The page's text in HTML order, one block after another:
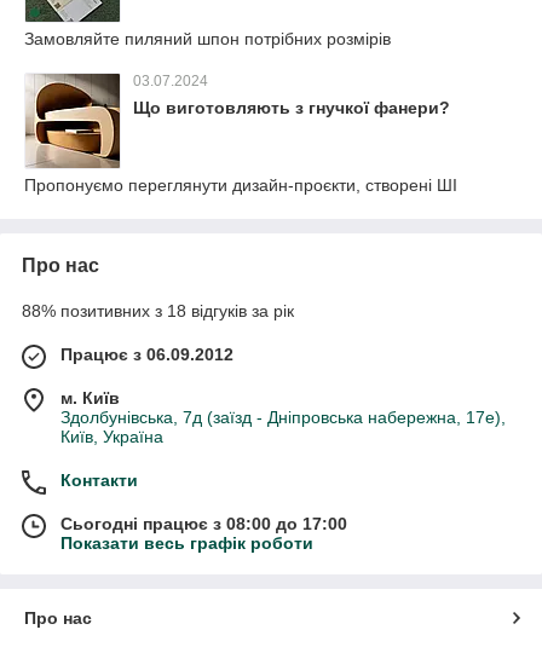
Замовляйте пиляний шпон потрібних розмірів
03.07.2024
Що виготовляють з гнучкої фанери?
Пропонуємо переглянути дизайн-проєкти, створені ШІ
Про нас
88% позитивних з 18 відгуків за рік
Працює з 06.09.2012
м. Київ
Здолбунівська, 7д (заїзд - Дніпровська набережна, 17е),
Київ, Україна
Контакти
Сьогодні працює з 08:00 до 17:00
Показати весь графік роботи
Про нас